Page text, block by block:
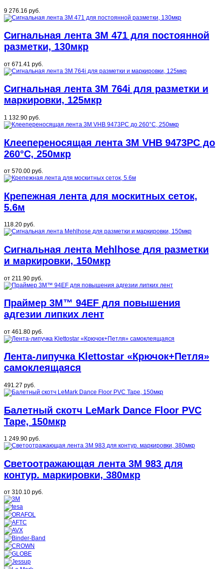
9 276.16 руб.
Сигнальная лента 3M 471 для постоянной
разметки, 130мкр
от 671.41 руб.
Сигнальная лента 3M 764i для разметки и
маркировки, 125мкр
1 132.90 руб.
Клеепереносящая лента 3M VHB 9473PC до
260°C, 250мкр
от 570.00 руб.
Крепежная лента для москитных сеток,
5.6м
118.20 руб.
Сигнальная лента Mehlhose для разметки
и маркировки, 150мкр
от 211.90 руб.
Праймер 3M™ 94EF для повышения
адгезии липких лент
от 461.80 руб.
Лента-липучка Klettostar «Крючок+Петля»
самоклеящаяся
491.27 руб.
Балетный скотч LeMark Dance Floor PVC
Tape, 150мкр
1 249.90 руб.
Светоотражающая лента 3M 983 для
контур. маркировки, 380мкр
от 310.10 руб.